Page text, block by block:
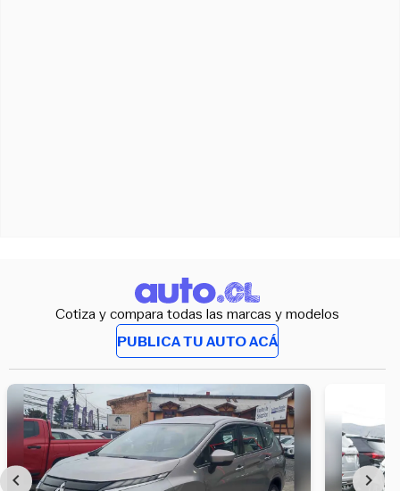
Cotiza y compara todas las marcas y modelos
PUBLICA TU AUTO ACÁ